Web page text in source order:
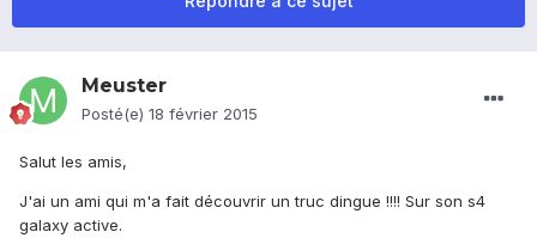
Meuster
Posté(e) 18 février 2015
Salut les amis,
J'ai un ami qui m'a fait découvrir un truc dingue !!!! Sur son s4
galaxy active.